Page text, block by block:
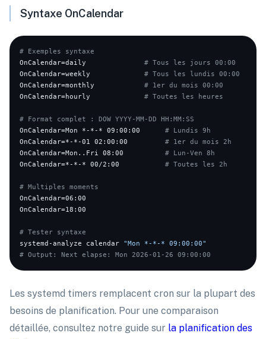
Syntaxe OnCalendar
# Exemples syntaxe
OnCalendar=daily # Tous les jours 00:00
OnCalendar=weekly # Tous les lundis 00:00
OnCalendar=monthly # 1er du mois 00:00
OnCalendar=hourly # Toutes les heures
# Format complet : DOW YYYY-MM-DD HH:MM:SS
OnCalendar=Mon *-*-* 09:00:00 # Lundis 9h
OnCalendar=*-*-01 02:00:00 # 1er du mois 2h
OnCalendar=Mon..Fri 08:00 # Lun-Ven 8h
OnCalendar=*-*-* 00/2:00 # Toutes les 2h
# Multiples moments
OnCalendar=06:00
OnCalendar=18:00
# Tester syntaxe
systemd-analyze calendar "Mon *-*-* 09:00:00"
# Output: Next elapse: Mon 2026-01-26 09:00:00
Les systemd timers remplacent cron sur la plupart des
besoins de planification. Pour une comparaison
détaillée, consultez notre guide sur la planification des